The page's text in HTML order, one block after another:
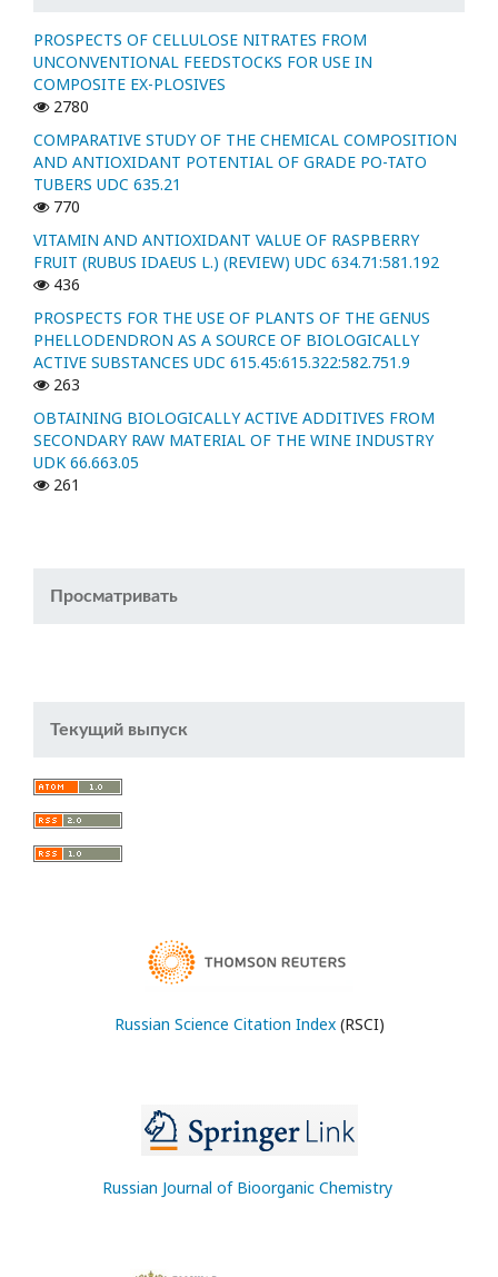
PROSPECTS OF CELLULOSE NITRATES FROM
UNCONVENTIONAL FEEDSTOCKS FOR USE IN
COMPOSITE EX-PLOSIVES
2780
COMPARATIVE STUDY OF THE CHEMICAL COMPOSITION
AND ANTIOXIDANT POTENTIAL OF GRADE PO-TATO
TUBERS UDC 635.21
770
VITAMIN AND ANTIOXIDANT VALUE OF RASPBERRY
FRUIT (RUBUS IDAEUS L.) (REVIEW) UDC 634.71:581.192
436
PROSPECTS FOR THE USE OF PLANTS OF THE GENUS
PHELLODENDRON AS A SOURCE OF BIOLOGICALLY
ACTIVE SUBSTANCES UDC 615.45:615.322:582.751.9
263
OBTAINING BIOLOGICALLY ACTIVE ADDITIVES FROM
SECONDARY RAW MATERIAL OF THE WINE INDUSTRY
UDK 66.663.05
261
Просматривать
Текущий выпуск
Russian Science Citation Index(RSCI)
Russian Journal of Bioorganic Chemistry